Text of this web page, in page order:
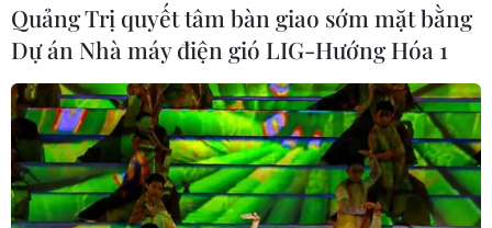
Quảng Trị quyết tâm bàn giao sớm mặt bằng
Dự án Nhà máy điện gió LIG-Hướng Hóa 1